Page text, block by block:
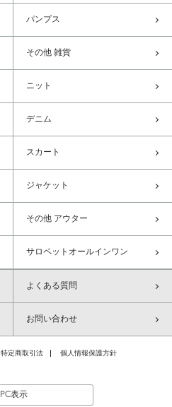
パンプス
その他 雑貨
ニット
デニム
スカート
ジャケット
その他 アウター
サロペットオールインワン
よくある質問
お問い合わせ
特定商取引法 個人情報保護方針
PC表示